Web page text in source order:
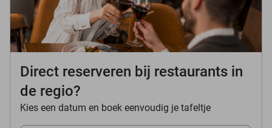
Direct reserveren bij restaurants in
de regio?
Kies een datum en boek eenvoudig je tafeltje